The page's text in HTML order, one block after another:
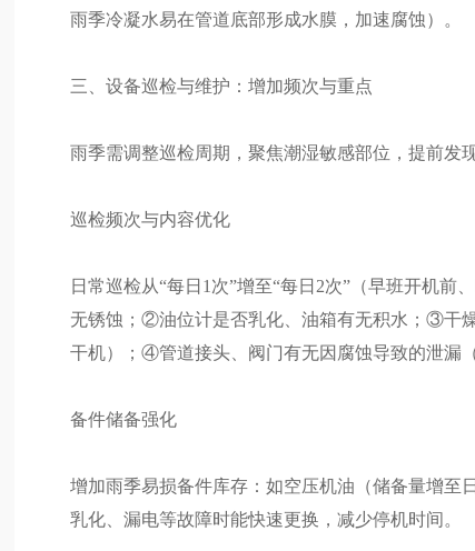
雨季冷凝水易在管道底部形成水膜，加速腐蚀）。
三、设备巡检与维护：增加频次与重点
雨季需调整巡检周期，聚焦潮湿敏感部位，提前发
巡检频次与内容优化
日常巡检从“每日1次”增至“每日2次”（早班开机
无锈蚀；②油位计是否乳化、油箱有无积水；③干
干机）；④管道接头、阀门有无因腐蚀导致的泄漏
备件储备强化
增加雨季易损备件库存：如空压机油（储备量增至
乳化、漏电等故障时能快速更换，减少停机时间。